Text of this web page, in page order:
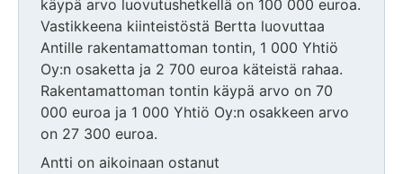
käypä arvo luovutushetkellä on 100 000 euroa.
Vastikkeena kiinteistöstä Bertta luovuttaa
Antille rakentamattoman tontin, 1 000 Yhtiö
Oy:n osaketta ja 2 700 euroa käteistä rahaa.
Rakentamattoman tontin käypä arvo on 70
000 euroa ja 1 000 Yhtiö Oy:n osakkeen arvo
on 27 300 euroa.
Antti on aikoinaan ostanut